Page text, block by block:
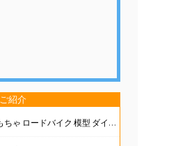
紹介
模型 ダイキャストカー ロードレーサー 6+ (レッド)